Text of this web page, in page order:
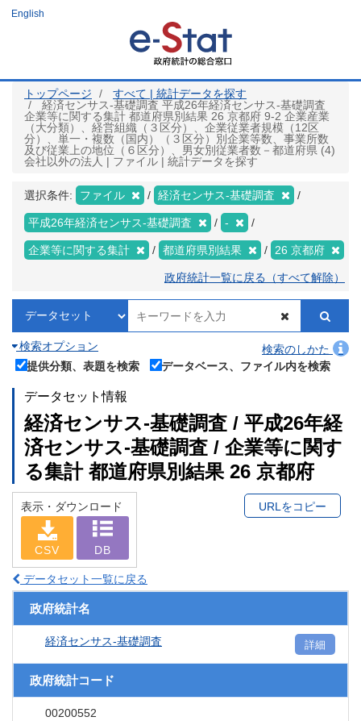
ツ
English
トップページ
すべて | 統計データを探す
経済センサス‐基礎調査 平成26年経済センサス‐基礎調査
企業等に関する集計 都道府県別結果 26 京都府 9-2 企業産業
（大分類）、経営組織（３区分）、企業従業者規模（12区
分）、単一・複数（国内）（３区分）別企業等数、事業所数
及び従業上の地位（６区分）、男女別従業者数－都道府県 (4)
会社以外の法人 | ファイル | 統計データを探す
選択条件: ファイル 経済センサス‐基礎調査
平成26年経済センサス‐基礎調査 -
企業等に関する集計 都道府県別結果 26 京都府
政府統計一覧に戻る（すべて解除）
検索オプション
検索のしかた
提供分類、表題を検索
データベース、ファイル内を検索
データセット情報
経済センサス‐基礎調査 / 平成26年経
済センサス‐基礎調査 / 企業等に関す
る集計 都道府県別結果 26 京都府
表示・ダウンロード
CSV DB
URLをコピー
データセット一覧に戻る
政府統計名
経済センサス‐基礎調査 詳細
政府統計コード
00200552